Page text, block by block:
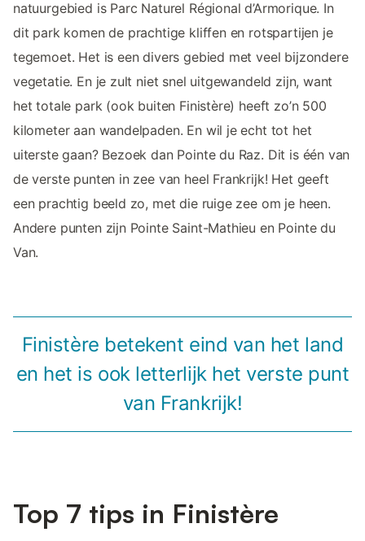
natuurgebied is Parc Naturel Régional d’Armorique. In
dit park komen de prachtige kliffen en rotspartijen je
tegemoet. Het is een divers gebied met veel bijzondere
vegetatie. En je zult niet snel uitgewandeld zijn, want
het totale park (ook buiten Finistère) heeft zo’n 500
kilometer aan wandelpaden. En wil je echt tot het
uiterste gaan? Bezoek dan Pointe du Raz. Dit is één van
de verste punten in zee van heel Frankrijk! Het geeft
een prachtig beeld zo, met die ruige zee om je heen.
Andere punten zijn Pointe Saint-Mathieu en Pointe du
Van.
Finistère betekent eind van het land
en het is ook letterlijk het verste punt
van Frankrijk!
Top 7 tips in Finistère